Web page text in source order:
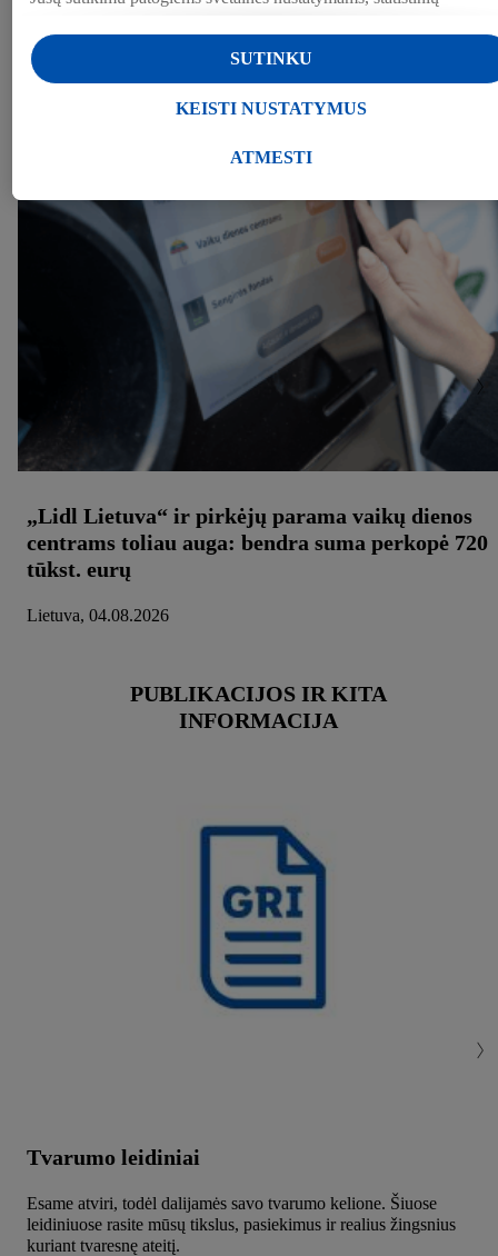
PRANEŠIMAI
ŽINIASKLAIDAI
„Lidl Lietuva“ ir pirkėjų parama vaikų dienos
centrams toliau auga: bendra suma perkopė 720
tūkst. eurų
Lietuva, 04.08.2026
PUBLIKACIJOS IR KITA
INFORMACIJA
Tvarumo leidiniai
Esame atviri, todėl dalijamės savo tvarumo kelione. Šiuose
leidiniuose rasite mūsų tikslus, pasiekimus ir realius žingsnius
kuriant tvaresnę ateitį.
Lidl paslaugose ir už jų ribų. Jei esate "Lidl Plus" programos
dalyvis, šiais tikslais taip pat tvarkomi duomenys apie Jūsų elgesį
apsiperkant parduotuvėje.
daugiau informacijos apie duomenų tvarkymą.
Pasirinkę "Sutinku", sutinkate, kad duomenys būtų tvarkomi visais
pirmiau minėtais tikslais. Daugiau informacijos, įskaitant
informaciją apie duomenų saugojimo laikotarpį ir Jūsų teisę bet
kada atšaukti sutikimą, galite rasti mūsų
privatumo politikoje arba
ATMESTI
KEISTI NUSTATYMUS
SUTINKU